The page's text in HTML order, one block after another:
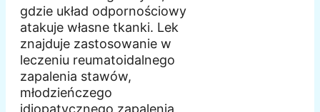
gdzie układ odpornościowy
atakuje własne tkanki. Lek
znajduje zastosowanie w
leczeniu reumatoidalnego
zapalenia stawów,
młodzieńczego
idiopatycznego zapalenia